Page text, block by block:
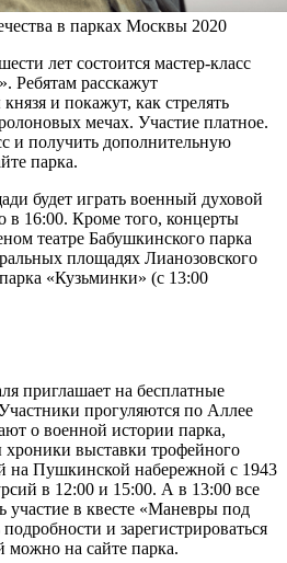
в парках Москвы 2020
лет состоится мастер-класс
Ребятам расскажут
и покажут, как стрелять
мечах. Участие платное.
и получить дополнительную
парка.
будет играть военный духовой
в 16:00. Кроме того, концерты
театре Бабушкинского парка
площадях Лианозовского
«Кузьминки» (с 13:00
приглашает на бесплатные
прогуляются по Аллее
о военной истории парка,
выставки трофейного
на Пушкинской набережной с 1943
в 12:00 и 15:00. А в 13:00 все
в квесте «Маневры под
и зарегистрироваться
можно на сайте парка.